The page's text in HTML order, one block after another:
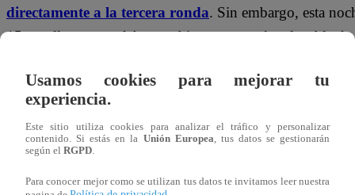
directamente a la tercera ronda. Sin embargo, esta
15 estrellas que podrían cambiar por completo la tabla
Usamos cookies para mejorar tu
experiencia.
Este sitio utiliza cookies para analizar el tráfico y personalizar
contenido. Si estás en la Unión Europea, tus datos se gestionarán
según el RGPD.
Para conocer mejor como se utilizan tus datos te invitamos leer nuestra